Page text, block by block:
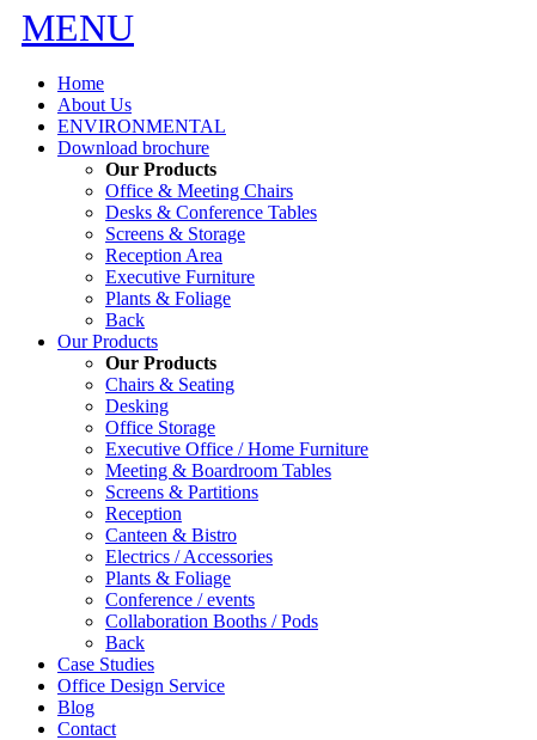
MENU
Home
About Us
ENVIRONMENTAL
Download brochure
Our Products
Office & Meeting Chairs
Desks & Conference Tables
Screens & Storage
Reception Area
Executive Furniture
Plants & Foliage
Back
Our Products
Our Products
Chairs & Seating
Desking
Office Storage
Executive Office / Home Furniture
Meeting & Boardroom Tables
Screens & Partitions
Reception
Canteen & Bistro
Electrics / Accessories
Plants & Foliage
Conference / events
Collaboration Booths / Pods
Back
Case Studies
Office Design Service
Blog
Contact